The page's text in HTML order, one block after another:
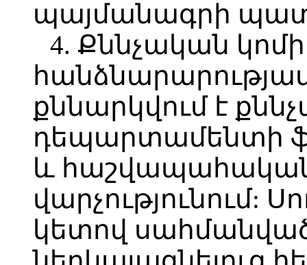
պայմանագրի
4. Քննչական
քննարկվում է
դեպարտամենտի
և
վարչությունում:
կետով